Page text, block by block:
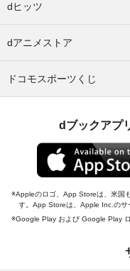
dヒッツ
dアニメストア
ドコモスポーツくじ
dブックアプ
Appleのロゴ、App Storeは、米国
す。App Storeは、Apple Inc.のサ
Google Play および Google Play